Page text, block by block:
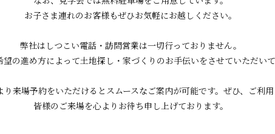
お子さま連れのお客様もぜひお気軽にお越しください。
弊社はしつこい電話・訪問営業は一切行っておりません。
の進め方によって土地探し・家づくりのお手伝いをさせていただいて
り来場予約をいただけるとスムースなご案内が可能です。ぜひ、ご利用
皆様のご来場を心よりお待ち申し上げております。